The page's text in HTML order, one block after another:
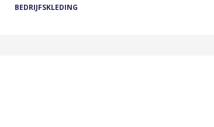
BEDRIJFSKLEDING